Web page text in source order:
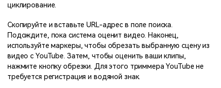
циклирование.
Скопируйте и вставьте URL-адрес в поле поиска.
Подождите, пока система оценит видео. Наконец,
используйте маркеры, чтобы обрезать выбранную сцену из
видео с YouTube. Затем, чтобы оценить ваши клипы,
нажмите кнопку обрезки. Для этого триммера YouTube не
требуется регистрация и водяной знак.